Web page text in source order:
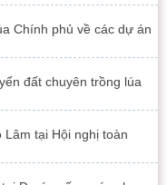
Chính phủ về các dự án
đất chuyên trồng lúa
tại Hội nghị toàn